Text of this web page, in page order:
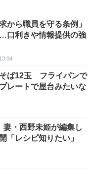
から職員を守る条例」
口利きや情報提供の強
ば12玉 フライパンで
レートで屋台みたいな
・西野未姫が編集し
「レシピ知りたい」